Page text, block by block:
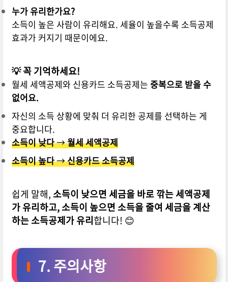
누가 유리한가요?
소득이 높은 사람이 유리해요. 세율이 높을수록 소득공제
효과가 커지기 때문이에요.
💡 꼭 기억하세요!
월세 세액공제와 신용카드 소득공제는 중복으로 받을 수
없어요.
자신의 소득 상황에 맞춰 더 유리한 공제를 선택하는 게
중요합니다.
소득이 낮다→월세 세액공제
소득이 높다→신용카드 소득공제
쉽게 말해, 소득이 낮으면 세금을 바로 깎는 세액공제
가 유리하고, 소득이 높으면 소득을 줄여 세금을 계산
하는 소득공제가 유리합니다! 😊
7. 주의사항